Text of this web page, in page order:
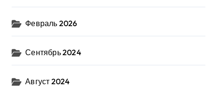
Февраль 2026
Сентябрь 2024
Август 2024